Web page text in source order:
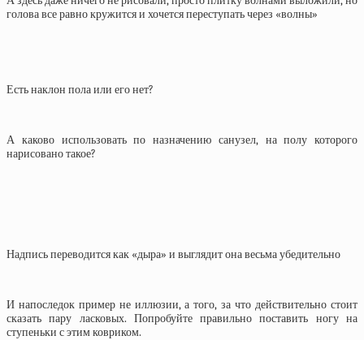
голова все равно кружится и хочется переступать через «волны»
Есть наклон пола или его нет?
А каково использовать по назначению санузел, на полу которого
нарисовано такое?
Надпись переводится как «дыра» и выглядит она весьма убедительно
И напоследок пример не иллюзии, а того, за что действительно стоит
сказать пару ласковых. Попробуйте правильно поставить ногу на
ступеньки с этим ковриком.